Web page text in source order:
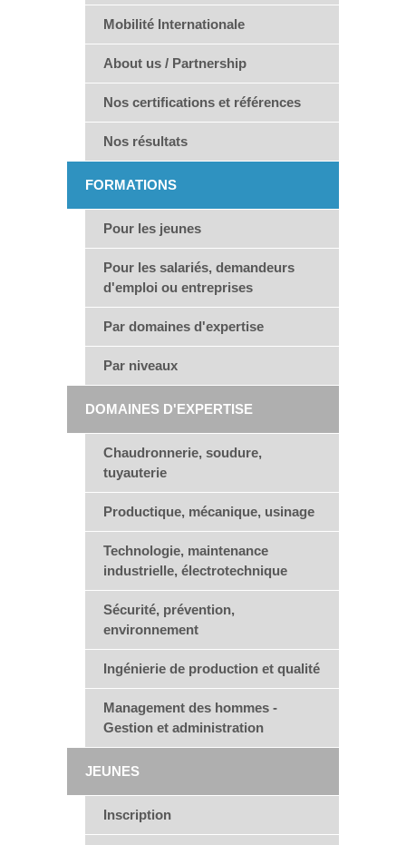
Mobilité Internationale
About us / Partnership
Nos certifications et références
Nos résultats
FORMATIONS
Pour les jeunes
Pour les salariés, demandeurs
d'emploi ou entreprises
Par domaines d'expertise
Par niveaux
DOMAINES D'EXPERTISE
Chaudronnerie, soudure,
tuyauterie
Productique, mécanique, usinage
Technologie, maintenance
industrielle, électrotechnique
Sécurité, prévention,
environnement
Ingénierie de production et qualité
Management des hommes -
Gestion et administration
JEUNES
Inscription